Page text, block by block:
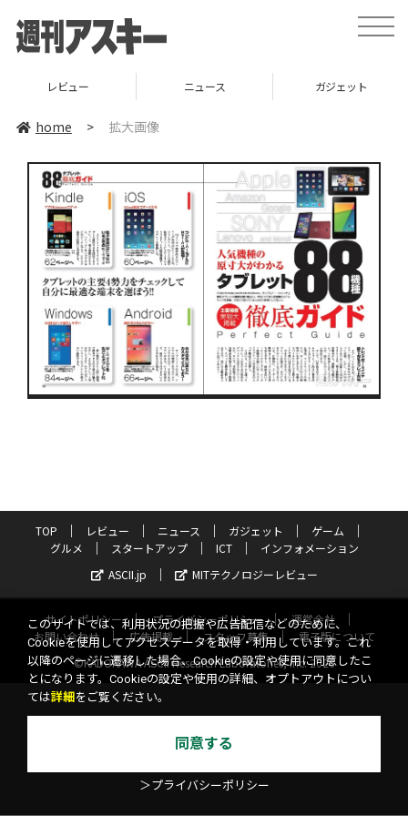
toggle
レビュー ニュース ガジェット
home > 拡大画像
TOP レビュー ニュース ガジェット
ゲーム
グルメ
スタートアップ ICT
インフォメーション
ASCII.jp
MITテクノロジーレビュー
サイトポリシー プライバシーポリシー
運営会社
お問い合わせ
広告掲載 スタッフ募集
電子版について
©KADOKAWA ASCII Research Laboratories, Inc. 2026
このサイトでは、利用状況の把握や広告配信などのために、
Cookieを使用してアクセスデータを取得・利用しています。これ
以降のページに遷移した場合、Cookieの設定や使用に同意したこ
とになります。Cookieの設定や使用の詳細、オプトアウトについ
ては詳細 をご覧ください。
同意する
＞プライバシーポリシー